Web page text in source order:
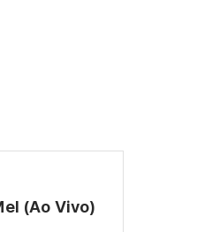
(Ao Vivo)